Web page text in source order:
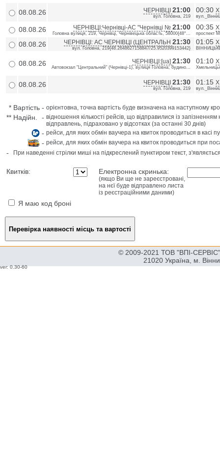
08.08.26 ЧЕРНІВЦІ 21:00
вул. Головна, 219
00:30
08.08.26 ЧЕРНІВЦІ:Чернівці-АС "Чернівці № 21:00
Головна вулиця, 219, Чернівці, Чернівецька область, 58000{48°...
00:35
проспект
08.08.26 ЧЕРНІВЦІ: АС ЧЕРНІВЦІ (ЦЕНТРАЛЬН 21:30
вул. Головна, 219{48.2648627158847/25.9520399153442}
01:05
08.08.26 ЧЕРНІВЦІ:[ua] 21:30
Автовокзал "Центральний" (Чернівці-1), вулиця Головна; будино...
01:10
08.08.26 ЧЕРНІВЦІ 21:30
вул. Головна, 219
01:15
* Вартість - орієнтовна, точна вартість буде визначена на наступному
** Надійн. - відношення кількості рейсів, що відправилися із
відправлень, підраховано у відсотках (за останні 30 днів)
- рейси, для яких обмін ваучера на квиток проводиться в касі
- рейси, для яких обмін ваучера на квиток проводиться при
- При наведенні стрілки миші на підкреслений пунктиром текст,
Квитків: Електронна скринька:
(якщо Ви ще не зареєстровані,
на нєї буде відправлено листа
із реєстраційними даними)
Я маю код броні
© 2009-2021 ТОВ "ВПІ-
21020 Україна, м.
ver: 0.30-60